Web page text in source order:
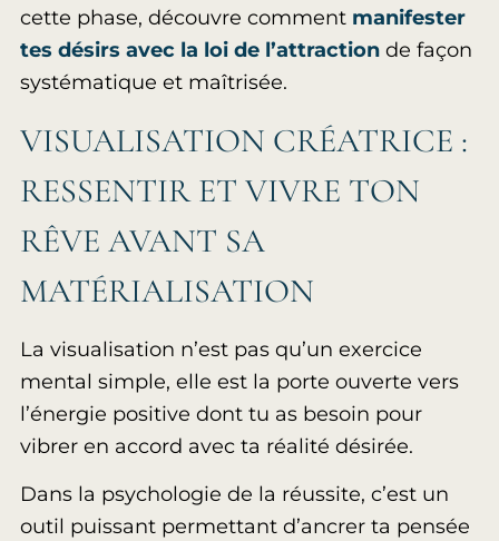
cette phase, découvre comment manifester
tes désirs avec la loi de l’attractionde façon
systématique et maîtrisée.
VISUALISATION CRÉATRICE :
RESSENTIR ET VIVRE TON
RÊVE AVANT SA
MATÉRIALISATION
La visualisation n’est pas qu’un exercice
mental simple, elle est la porte ouverte vers
l’énergie positive dont tu as besoin pour
vibrer en accord avec ta réalité désirée.
Dans la psychologie de la réussite, c’est un
outil puissant permettant d’ancrer ta pensée